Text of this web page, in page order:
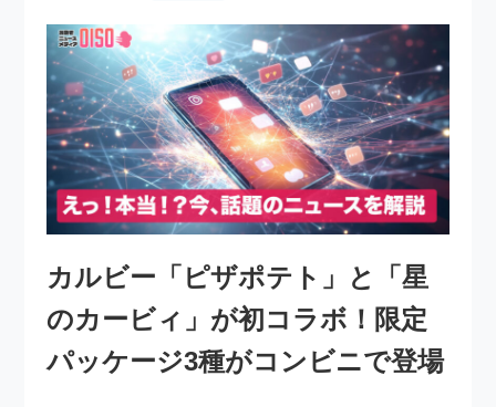
カルビー「ピザポテト」と「星
のカービィ」が初コラボ！限定
パッケージ3種がコンビニで登場